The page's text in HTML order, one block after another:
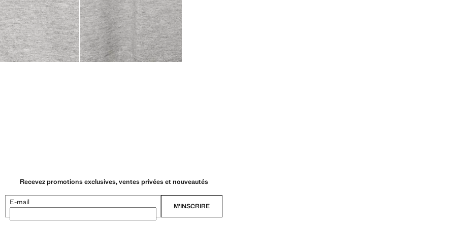
Recevez promotions exclusives, ventes privées et nouveautés
E-mail M’INSCRIRE